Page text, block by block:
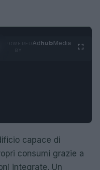
AdhubMedia
capace di
consumi grazie a
integrate. Un